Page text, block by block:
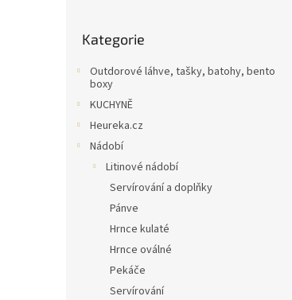
kategorie
Kategorie
Outdorové láhve, tašky, batohy, bento
boxy
KUCHYNĚ
Heureka.cz
Nádobí
Litinové nádobí
Servírování a doplňky
Pánve
Hrnce kulaté
Hrnce oválné
Pekáče
Servírování